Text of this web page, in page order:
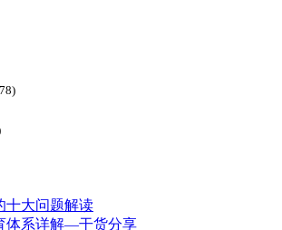
十大问题解读
体系详解—干货分享